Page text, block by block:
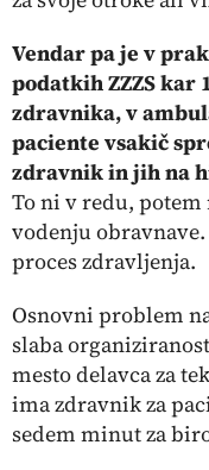
Vendar pa je v
podatkih ZZZS kar
zdravnika, v
paciente vsakič
zdravnik in jih na
To ni v redu,
vodenju
proces zdravljenja.
Osnovni problem
slaba
mesto delavca za
ima zdravnik za
sedem minut za